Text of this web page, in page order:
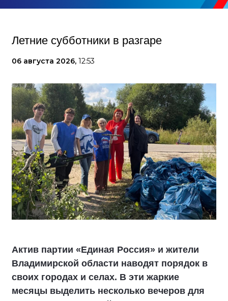
Летние субботники в разгаре
06 августа 2026, 12:53
Актив партии «Единая Россия» и жители
Владимирской области наводят порядок в
своих городах и селах. В эти жаркие
месяцы выделить несколько вечеров для